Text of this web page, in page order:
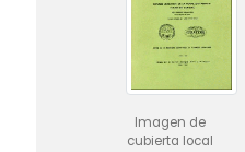
Imagen de
cubierta local